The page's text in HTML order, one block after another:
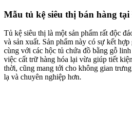
Mẫu tủ kệ siêu thị bán hàng
Tủ kệ siêu thị là một sản phẩm rất độc
và sản xuất. Sản phẩm này có sự kết
cùng với các hộc tủ chứa đồ bằng gỗ
việc cất trữ hàng hóa lại vừa giúp tiết
thời, cũng mang tới cho không gian
lạ và chuyên nghiệp hơn.